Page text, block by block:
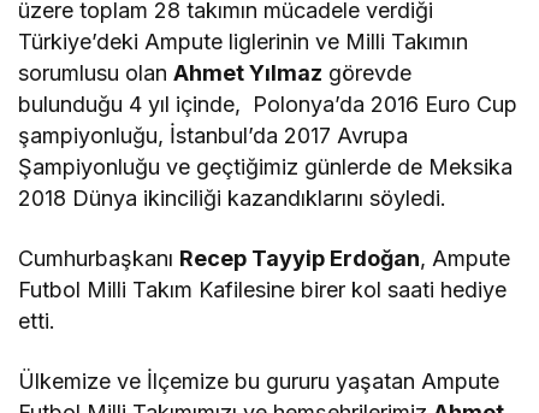
üzere toplam 28 takımın mücadele verdiği
Türkiye’deki Ampute liglerinin ve Milli Takımın
sorumlusu olanAhmet Yılmaz görevde
bulunduğu 4 yıl içinde, Polonya’da 2016 Euro Cup
şampiyonluğu, İstanbul’da 2017 Avrupa
Şampiyonluğu ve geçtiğimiz günlerde de Meksika
2018 Dünya ikinciliği kazandıklarını söyledi.
Cumhurbaşkanı Recep Tayyip Erdoğan, Ampute
Futbol Milli Takım Kafilesine birer kol saati hediye
etti.
Ülkemize ve İlçemize bu gururu yaşatan Ampute